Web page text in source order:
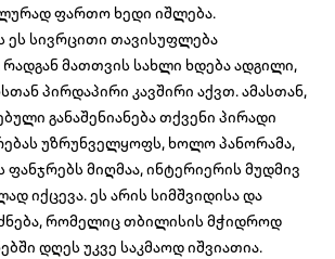
ფართო ხედი იშლება.
ეს სივრცითი თავისუფლება
მათთვის სახლი ხდება ადგილი,
პირდაპირი კავშირი აქვთ. ამასთან,
განაშენიანება თქვენი პირადი
უზრუნველყოფს, ხოლო პანორამა,
მიღმაა, ინტერიერის მუდმივ
იქცევა. ეს არის სიმშვიდისა და
რომელიც თბილისის მჭიდროდ
დღეს უკვე საკმაოდ იშვიათია.